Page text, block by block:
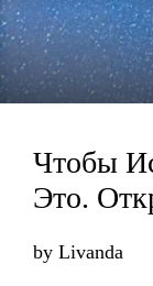
Loading...Чтобы
Это.
by Livanda